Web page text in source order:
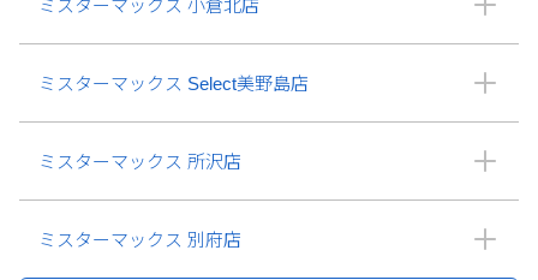
ミスターマックス 小倉北店
ミスターマックス Select美野島店
ミスターマックス 所沢店
ミスターマックス 別府店